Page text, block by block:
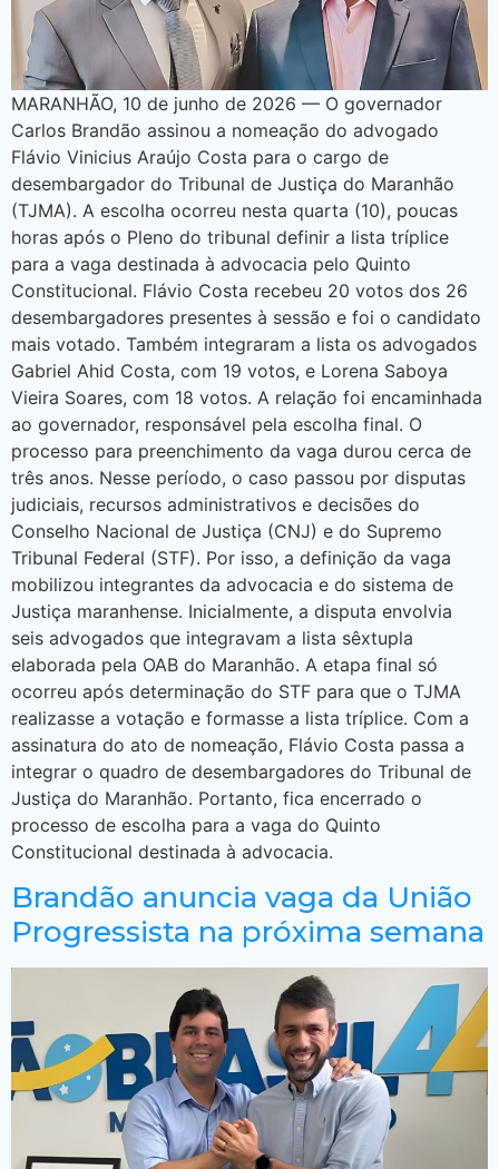
MARANHÃO, 10 de junho de 2026 — O governador
Carlos Brandão assinou a nomeação do advogado
Flávio Vinicius Araújo Costa para o cargo de
desembargador do Tribunal de Justiça do Maranhão
(TJMA). A escolha ocorreu nesta quarta (10), poucas
horas após o Pleno do tribunal definir a lista tríplice
para a vaga destinada à advocacia pelo Quinto
Constitucional. Flávio Costa recebeu 20 votos dos 26
desembargadores presentes à sessão e foi o candidato
mais votado. Também integraram a lista os advogados
Gabriel Ahid Costa, com 19 votos, e Lorena Saboya
Vieira Soares, com 18 votos. A relação foi encaminhada
ao governador, responsável pela escolha final. O
processo para preenchimento da vaga durou cerca de
três anos. Nesse período, o caso passou por disputas
judiciais, recursos administrativos e decisões do
Conselho Nacional de Justiça (CNJ) e do Supremo
Tribunal Federal (STF). Por isso, a definição da vaga
mobilizou integrantes da advocacia e do sistema de
Justiça maranhense. Inicialmente, a disputa envolvia
seis advogados que integravam a lista sêxtupla
elaborada pela OAB do Maranhão. A etapa final só
ocorreu após determinação do STF para que o TJMA
realizasse a votação e formasse a lista tríplice. Com a
assinatura do ato de nomeação, Flávio Costa passa a
integrar o quadro de desembargadores do Tribunal de
Justiça do Maranhão. Portanto, fica encerrado o
processo de escolha para a vaga do Quinto
Constitucional destinada à advocacia.
Brandão anuncia vaga da União
Progressista na próxima semana